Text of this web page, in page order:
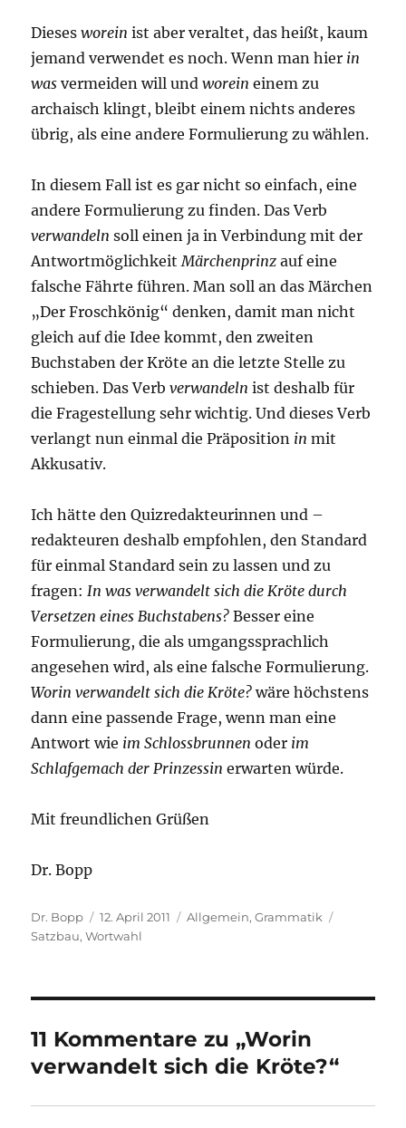
Diesesworein ist aber veraltet, das heißt, kaum
jemand verwendet es noch. Wenn man hier in
wasvermeiden will undworein einem zu
archaisch klingt, bleibt einem nichts anderes
übrig, als eine andere Formulierung zu wählen.
In diesem Fall ist es gar nicht so einfach, eine
andere Formulierung zu finden. Das Verb
verwandeln soll einen ja in Verbindung mit der
AntwortmöglichkeitMärchenprinz auf eine
falsche Fährte führen. Man soll an das Märchen
„Der Froschkönig“ denken, damit man nicht
gleich auf die Idee kommt, den zweiten
Buchstaben der Kröte an die letzte Stelle zu
schieben. Das Verbverwandeln ist deshalb für
die Fragestellung sehr wichtig. Und dieses Verb
verlangt nun einmal die Präposition inmit
Akkusativ.
Ich hätte den Quizredakteurinnen und –
redakteuren deshalb empfohlen, den Standard
für einmal Standard sein zu lassen und zu
fragen:In was verwandelt sich die Kröte durch
Versetzen eines Buchstabens?Besser eine
Formulierung, die als umgangssprachlich
angesehen wird, als eine falsche Formulierung.
Worin verwandelt sich die Kröte?wäre höchstens
dann eine passende Frage, wenn man eine
Antwort wie im Schlossbrunnen oder im
Schlafgemach der Prinzessin erwarten würde.
Mit freundlichen Grüßen
Dr. Bopp
Autor
Dr. Bopp
Veröffentlicht
am
12. April 2011 Kategorien
Allgemein,Grammatik
Satzbau,Wortwahl
11 Kommentare zu „Worin
verwandelt sich die Kröte?“